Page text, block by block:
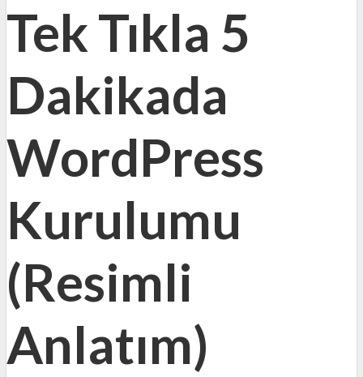
Tek Tıkla 5
Dakikada
WordPress
Kurulumu
(Resimli
Anlatım)